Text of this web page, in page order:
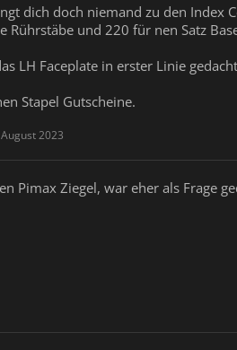
dich doch niemand zu den Index
und 220 für nen Satz
LH Faceplate in erster Linie
Stapel Gutscheine.
2023
Pimax Ziegel, war eher als Frage